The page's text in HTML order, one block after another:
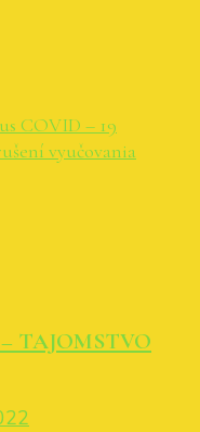
COVID – 19
vyučovania
TAJOMSTVO